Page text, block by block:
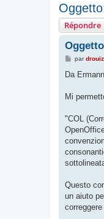
Répondre
M
s
g
par
Da
Mi
"COL
Questo
un aiuto